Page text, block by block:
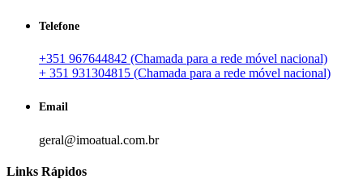
Telefone
+351 967644842 (Chamada para a rede móvel nacional)
+ 351 931304815 (Chamada para a rede móvel nacional)
Email
geral@imoatual.com.br
Links Rápidos